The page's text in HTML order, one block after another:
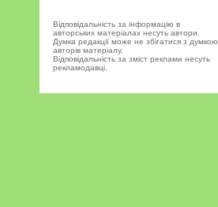
Відповідальність за інформацію в
авторських матеріалах несуть автори.
Думка редакції може не збігатися з думкою
авторів матеріалу.
Відповідальність за зміст реклами несуть
рекламодавці.